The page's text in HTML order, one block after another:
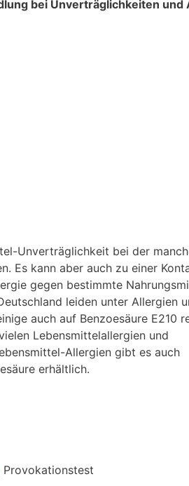
bei Unverträglichkeiten und
Unverträglichkeit bei der
Es kann aber auch zu einer
gegen bestimmte
leiden unter Allergien
auch auf Benzoesäure E210
Lebensmittelallergien und
Allergien gibt es auch
erhältlich.
Provokationstest